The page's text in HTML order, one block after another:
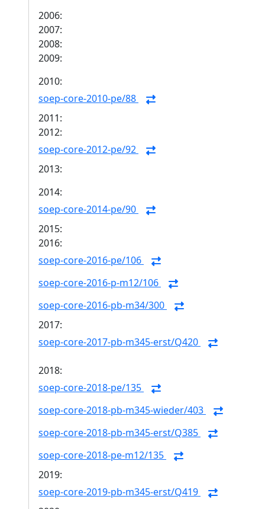
2006:
2007:
2008:
2009:
2010:
soep-core-2010-pe/88
2011:
2012:
soep-core-2012-pe/92
2013:
2014:
soep-core-2014-pe/90
2015:
2016:
soep-core-2016-pe/106
soep-core-2016-p-m12/106
soep-core-2016-pb-m34/300
2017:
soep-core-2017-pb-m345-erst/Q420
2018:
soep-core-2018-pe/135
soep-core-2018-pb-m345-wieder/403
soep-core-2018-pb-m345-erst/Q385
soep-core-2018-pe-m12/135
2019:
soep-core-2019-pb-m345-erst/Q419